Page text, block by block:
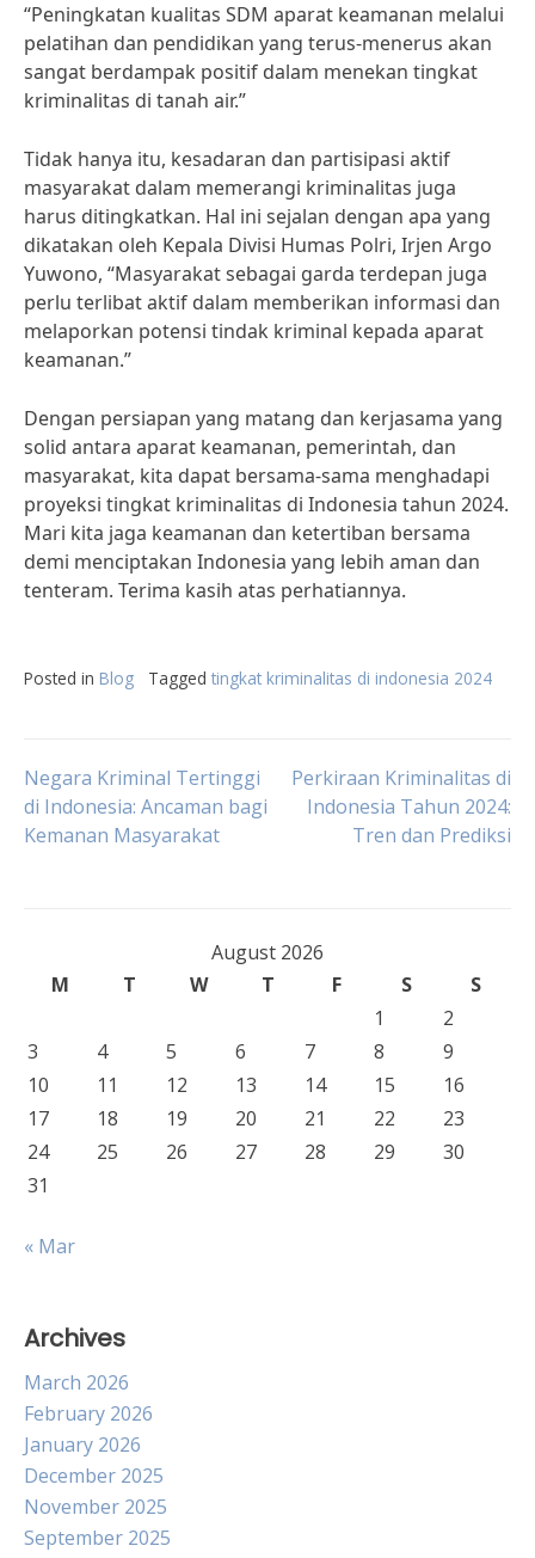
“Peningkatan kualitas SDM aparat keamanan melalui
pelatihan dan pendidikan yang terus-menerus akan
sangat berdampak positif dalam menekan tingkat
kriminalitas di tanah air.”
Tidak hanya itu, kesadaran dan partisipasi aktif
masyarakat dalam memerangi kriminalitas juga
harus ditingkatkan. Hal ini sejalan dengan apa yang
dikatakan oleh Kepala Divisi Humas Polri, Irjen Argo
Yuwono, “Masyarakat sebagai garda terdepan juga
perlu terlibat aktif dalam memberikan informasi dan
melaporkan potensi tindak kriminal kepada aparat
keamanan.”
Dengan persiapan yang matang dan kerjasama yang
solid antara aparat keamanan, pemerintah, dan
masyarakat, kita dapat bersama-sama menghadapi
proyeksi tingkat kriminalitas di Indonesia tahun 2024.
Mari kita jaga keamanan dan ketertiban bersama
demi menciptakan Indonesia yang lebih aman dan
tenteram. Terima kasih atas perhatiannya.
Posted in Blog Tagged tingkat kriminalitas di indonesia 2024
Post
navigation
Negara Kriminal Tertinggi
di Indonesia: Ancaman bagi
Kemanan Masyarakat
Perkiraan Kriminalitas di
Indonesia Tahun 2024:
Tren dan Prediksi
August 2026
M
T W T F S
S
1
2
3
4 5 6 7 8
9
10
11 12 13 14 15
16
17
18 19 20 21 22
23
24
25 26 27 28 29
30
31
« Mar
Archives
March 2026
February 2026
January 2026
December 2025
November 2025
September 2025